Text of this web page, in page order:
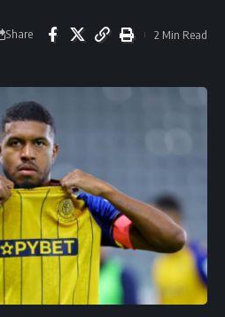
Share 2 Min Read